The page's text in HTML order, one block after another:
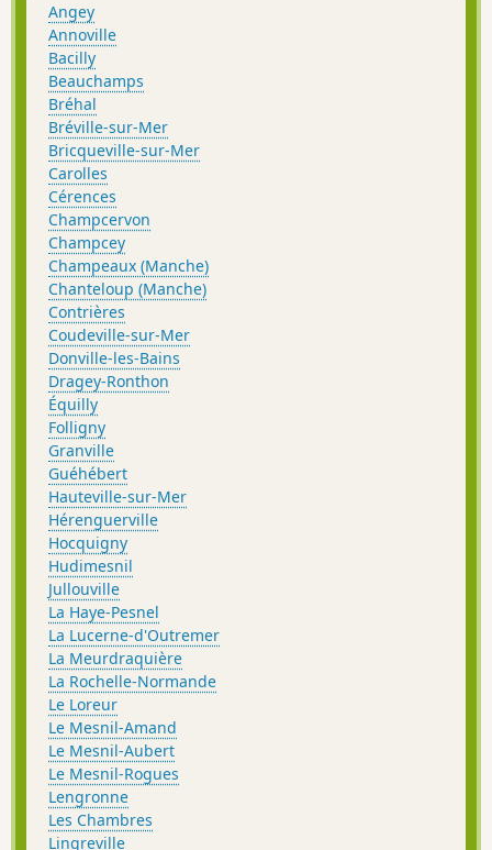
Angey
Annoville
Bacilly
Beauchamps
Bréhal
Bréville-sur-Mer
Bricqueville-sur-Mer
Carolles
Cérences
Champcervon
Champcey
Champeaux (Manche)
Chanteloup (Manche)
Contrières
Coudeville-sur-Mer
Donville-les-Bains
Dragey-Ronthon
Équilly
Folligny
Granville
Guéhébert
Hauteville-sur-Mer
Hérenguerville
Hocquigny
Hudimesnil
Jullouville
La Haye-Pesnel
La Lucerne-d'Outremer
La Meurdraquière
La Rochelle-Normande
Le Loreur
Le Mesnil-Amand
Le Mesnil-Aubert
Le Mesnil-Rogues
Lengronne
Les Chambres
Lingreville